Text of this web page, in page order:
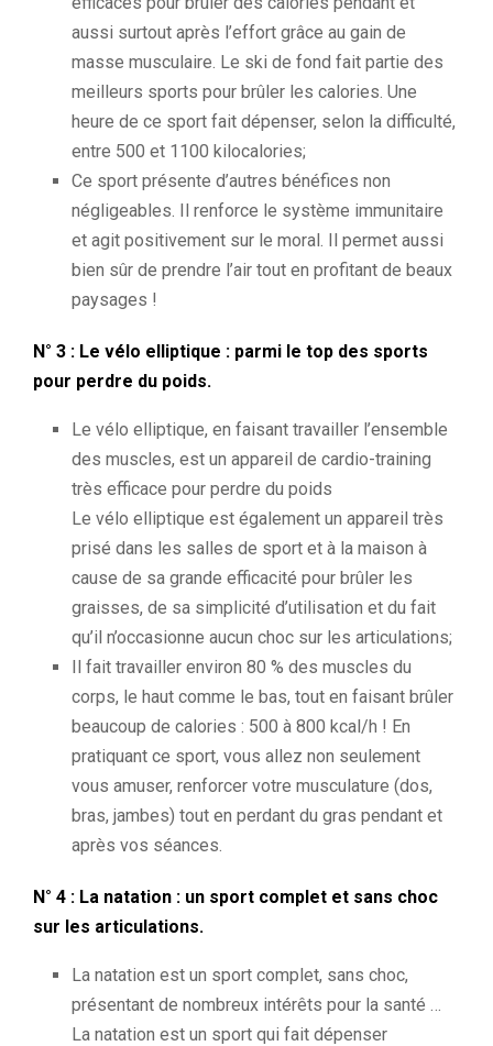
aussi surtout après l’effort grâce au gain de
masse musculaire. Le ski de fond fait partie des
meilleurs sports pour brûler les calories. Une
heure de ce sport fait dépenser, selon la difficulté,
entre 500 et 1100 kilocalories;
Ce sport présente d’autres bénéfices non
négligeables. Il renforce le système immunitaire
et agit positivement sur le moral. Il permet aussi
bien sûr de prendre l’air tout en profitant de beaux
paysages !
N° 3 : Le vélo elliptique : parmi le top des sports
pour perdre du poids.
Le vélo elliptique, en faisant travailler l’ensemble
des muscles, est un appareil de cardio-training
très efficace pour perdre du poids
Le vélo elliptique est également un appareil très
prisé dans les salles de sport et à la maison à
cause de sa grande efficacité pour brûler les
graisses, de sa simplicité d’utilisation et du fait
qu’il n’occasionne aucun choc sur les articulations;
Il fait travailler environ 80 % des muscles du
corps, le haut comme le bas, tout en faisant brûler
beaucoup de calories : 500 à 800 kcal/h ! En
pratiquant ce sport, vous allez non seulement
vous amuser, renforcer votre musculature (dos,
bras, jambes) tout en perdant du gras pendant et
après vos séances.
N° 4 : La natation : un sport complet et sans choc
sur les articulations.
La natation est un sport complet, sans choc,
présentant de nombreux intérêts pour la santé …
La natation est un sport qui fait dépenser